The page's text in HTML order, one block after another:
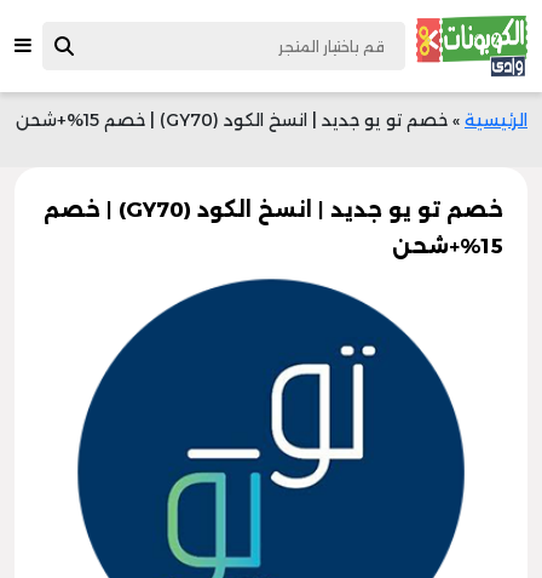
الرئيسية » خصم تو يو جديد | انسخ الكود (GY70) | خصم 15%+شحن
خصم تو يو جديد | انسخ الكود (GY70) | خصم
15%+شحن